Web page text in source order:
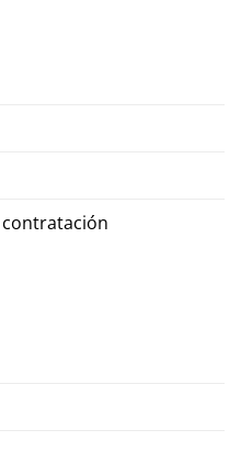
contratación